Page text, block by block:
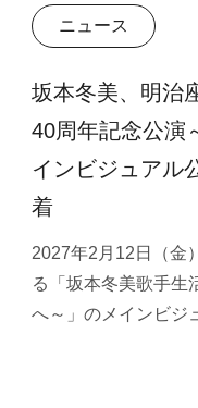
ニュース
坂本冬美、明治
40周年記念公演
インビジュアル
着
2027年2月12日（金
る「坂本冬美歌手生
へ～」のメインビジ